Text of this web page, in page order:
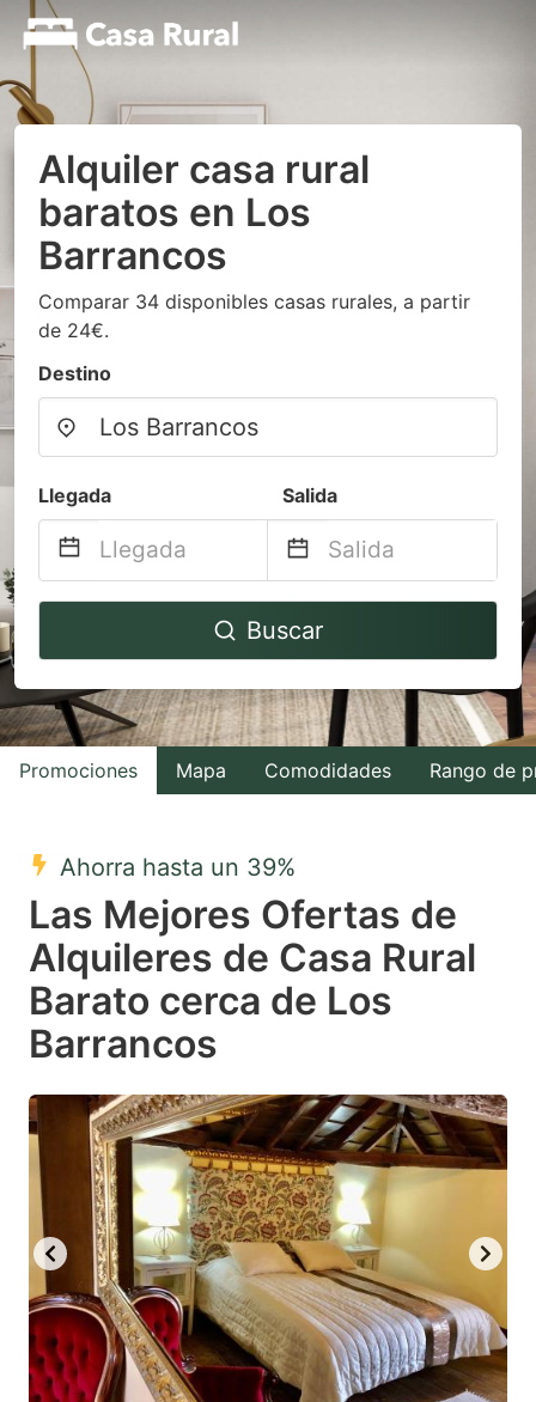
Alquiler casa rural
baratos en Los
Barrancos
Comparar 34 disponibles casas rurales, a partir
de 24€.
Destino
Llegada Salida
Navigate
to
interact
with
the
select
a
date.
Press
question
mark
key
to
get
the
keyboard
shortcuts
for
changing
Navigate
to
interact
with
the
a
date.
Press
mark
key
to
get
the
keyboard
shortcuts
for
changing
Buscar
Promociones Mapa Comodidades Rango de
Ahorra hasta un 39%
Las Mejores Ofertas de
Alquileres de Casa Rural
Barato cerca de Los
Barrancos